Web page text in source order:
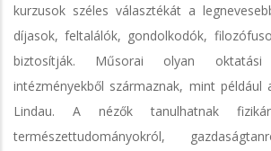
kurzusok széles választékát a
díjasok, feltalálók, gondolkodók,
biztosítják. Műsorai olyan
intézményekből származnak, mint például
Lindau. A nézők tanulhatnak
természettudományokról,